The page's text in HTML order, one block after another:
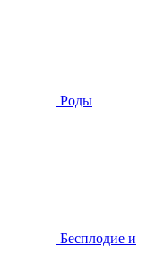
Роды
Бесплодие и